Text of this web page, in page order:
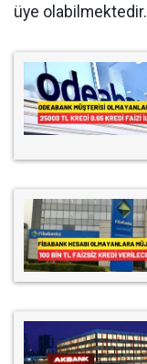
üye olabilmektedir.